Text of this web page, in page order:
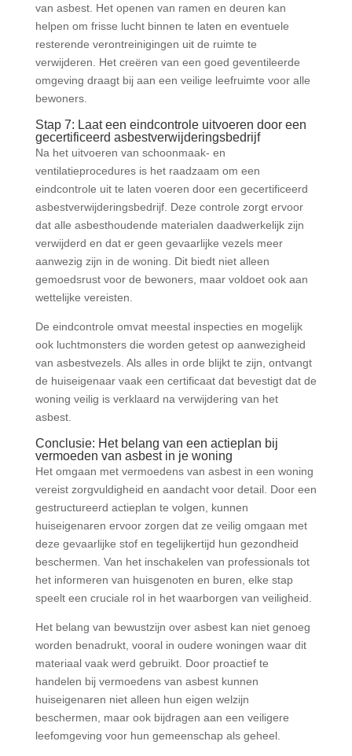
van asbest. Het openen van ramen en deuren kan
helpen om frisse lucht binnen te laten en eventuele
resterende verontreinigingen uit de ruimte te
verwijderen. Het creëren van een goed geventileerde
omgeving draagt bij aan een veilige leefruimte voor alle
bewoners.
Stap 7: Laat een eindcontrole uitvoeren door een
gecertificeerd asbestverwijderingsbedrijf
Na het uitvoeren van schoonmaak- en
ventilatieprocedures is het raadzaam om een
eindcontrole uit te laten voeren door een gecertificeerd
asbestverwijderingsbedrijf. Deze controle zorgt ervoor
dat alle asbesthoudende materialen daadwerkelijk zijn
verwijderd en dat er geen gevaarlijke vezels meer
aanwezig zijn in de woning. Dit biedt niet alleen
gemoedsrust voor de bewoners, maar voldoet ook aan
wettelijke vereisten.
De eindcontrole omvat meestal inspecties en mogelijk
ook luchtmonsters die worden getest op aanwezigheid
van asbestvezels. Als alles in orde blijkt te zijn, ontvangt
de huiseigenaar vaak een certificaat dat bevestigt dat de
woning veilig is verklaard na verwijdering van het
asbest.
Conclusie: Het belang van een actieplan bij
vermoeden van asbest in je woning
Het omgaan met vermoedens van asbest in een woning
vereist zorgvuldigheid en aandacht voor detail. Door een
gestructureerd actieplan te volgen, kunnen
huiseigenaren ervoor zorgen dat ze veilig omgaan met
deze gevaarlijke stof en tegelijkertijd hun gezondheid
beschermen. Van het inschakelen van professionals tot
het informeren van huisgenoten en buren, elke stap
speelt een cruciale rol in het waarborgen van veiligheid.
Het belang van bewustzijn over asbest kan niet genoeg
worden benadrukt, vooral in oudere woningen waar dit
materiaal vaak werd gebruikt. Door proactief te
handelen bij vermoedens van asbest kunnen
huiseigenaren niet alleen hun eigen welzijn
beschermen, maar ook bijdragen aan een veiligere
leefomgeving voor hun gemeenschap als geheel.